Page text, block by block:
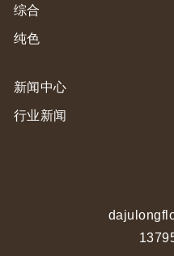
综合
纯色
新闻中心
行业新闻